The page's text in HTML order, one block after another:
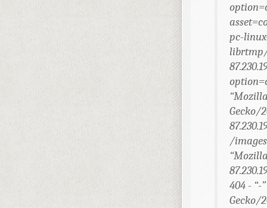
pc-
librtmp/
Gecko/
/
404 - “-
Gecko/